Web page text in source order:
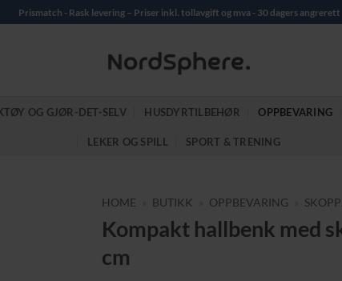
Prismatch - Rask levering – Priser inkl. tollavgift og mva - 30 dagers angrerett
OG GJØR-DET-SELV HUSDYRTILBEHØR OPPBEVARING
LEKER OG SPILL SPORT & TRENING
HOME BUTIKK OPPBEVARING
Kompakt hallbenk med
cm